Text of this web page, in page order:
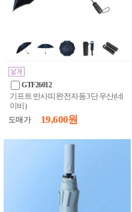
GTF26012
기프트 반사띠 완전자동 3단 우산(네
이비)
도매가
19,600 원